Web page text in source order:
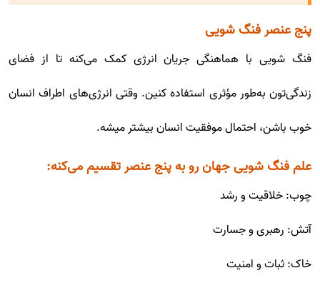
پنج عنصر فنگ شویی
فنگ شویی با هماهنگی جریان انرژی کمک می‌کنه تا از فضای
زندگی‌تون به‌طور مؤثری استفاده کنین. وقتی انرژی‌های اطراف انسان
خوب باشن، احتمال موفقیت انسان بیشتر میشه.
علم فنگ شویی جهان رو به پنج عنصر تقسیم می‌کنه:
چوب: خلاقیت و رشد
آتش: رهبری و جسارت
خاک: ثبات و امنیت